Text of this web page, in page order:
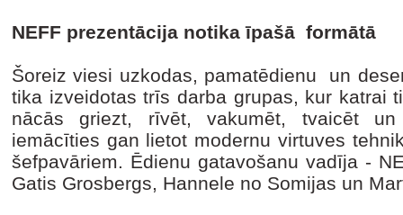
NEFF prezentācija notika īpašā formātā
Šoreiz viesi uzkodas, pamatēdienu un
tika izveidotas trīs darba grupas, kur katrai
nācās griezt, rīvēt, vakumēt, tvaicēt
iemācīties gan lietot modernu virtuves
šefpavāriem. Ēdienu gatavošanu vadīja -
Gatis Grosbergs, Hannele no Somijas un